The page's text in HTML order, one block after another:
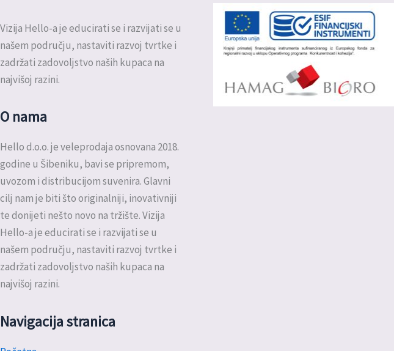
Vizija Hello-a je educirati se i razvijati se u
našem području, nastaviti razvoj tvrtke i
zadržati zadovoljstvo naših kupaca na
najvišoj razini.
O nama
Hello d.o.o. je veleprodaja osnovana 2018.
godine u Šibeniku, bavi se pripremom,
uvozom i distribucijom suvenira. Glavni
cilj nam je biti što originalniji, inovativniji
te donijeti nešto novo na tržište. Vizija
Hello-a je educirati se i razvijati se u
našem području, nastaviti razvoj tvrtke i
zadržati zadovoljstvo naših kupaca na
najvišoj razini.
Navigacija stranica